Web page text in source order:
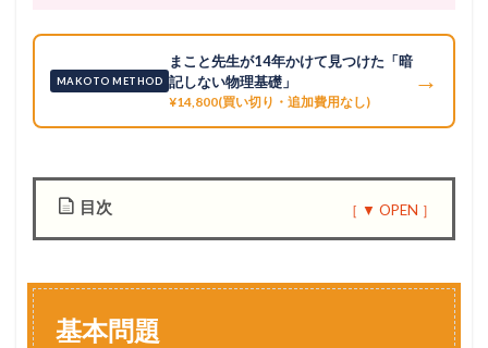
MAKOTO METHOD
まこと先生が14年かけて見つけた「暗
記しない物理基礎」
¥14,800(買い切り・追加費用なし)
→
目次
問
題
基本問題